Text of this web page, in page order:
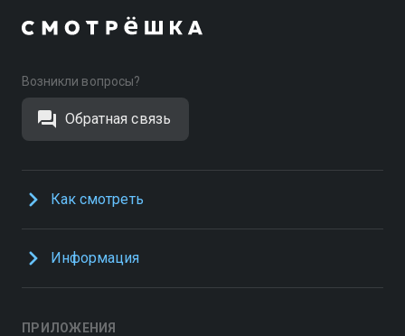
Возникли вопросы?
Обратная связь
Как смотреть
Информация
ПРИЛОЖЕНИЯ